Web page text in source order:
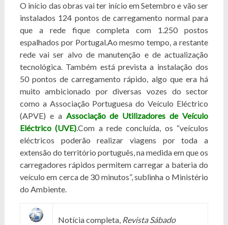
O início das obras vai ter início em Setembro e vão ser
instalados 124 pontos de carregamento normal para
que a rede fique completa com 1.250 postos
espalhados por Portugal.Ao mesmo tempo, a restante
rede vai ser alvo de manutenção e de actualização
tecnológica. Também está prevista a instalação dos
50 pontos de carregamento rápido, algo que era há
muito ambicionado por diversas vozes do sector
como a Associação Portuguesa do Veículo Eléctrico
(APVE) e a Associação de Utilizadores de Veículo
Eléctrico (UVE).Com a rede concluída, os “veículos
eléctricos poderão realizar viagens por toda a
extensão do território português, na medida em que os
carregadores rápidos permitem carregar a bateria do
veículo em cerca de 30 minutos”, sublinha o Ministério
do Ambiente.
Notícia completa, Revista Sábado